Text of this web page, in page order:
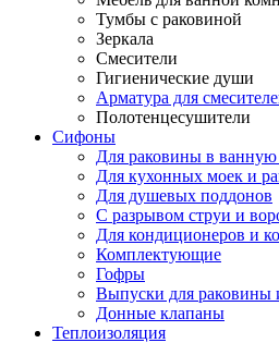
Тумбы с раковиной
Зеркала
Смесители
Гигиенические души
Арматура для
Полотенцесушители
Сифоны
Для раковины в
Для кухонных моек и
Для душевых поддонов
С разрывом струи и
Для кондиционеров и
Комплектующие
Гофры
Выпуски для раковины
Донные клапаны
Теплоизоляция